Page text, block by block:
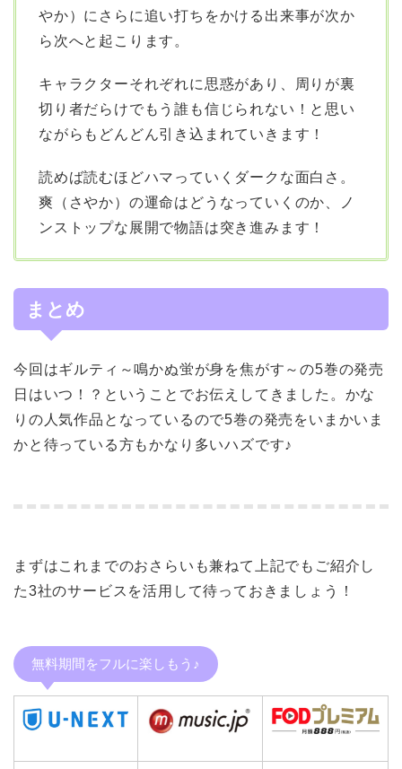
やか）にさらに追い打ちをかける出来事が次か
ら次へと起こります。
キャラクターそれぞれに思惑があり、周りが裏
切り者だらけでもう誰も信じられない！と思い
ながらもどんどん引き込まれていきます！
読めば読むほどハマっていくダークな面白さ。
爽（さやか）の運命はどうなっていくのか、ノ
ンストップな展開で物語は突き進みます！
まとめ
今回はギルティ～鳴かぬ蛍が身を焦がす～の5巻の発売
日はいつ！？ということでお伝えしてきました。かな
りの人気作品となっているので5巻の発売をいまかいま
かと待っている方もかなり多いハズです♪
まずはこれまでのおさらいも兼ねて上記でもご紹介し
た3社のサービスを活用して待っておきましょう！
無料期間をフルに楽しもう♪